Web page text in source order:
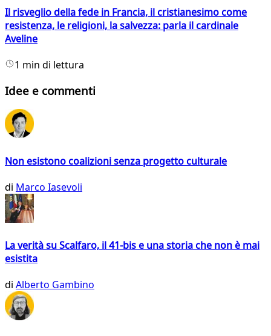
Il risveglio della fede in Francia, il cristianesimo come
resistenza, le religioni, la salvezza: parla il cardinale
Aveline
1 min di lettura
Idee e commenti
Non esistono coalizioni senza progetto culturale
di Marco Iasevoli
La verità su Scalfaro, il 41-bis e una storia che non è mai
esistita
di Alberto Gambino